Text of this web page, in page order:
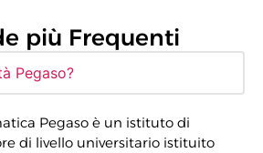
più Frequenti
Pegaso?
Pegaso è un istituto di
di livello universitario istituito